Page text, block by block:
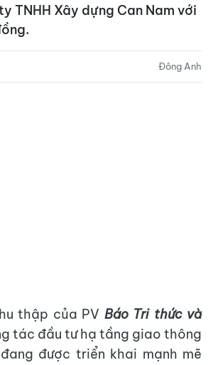
TNHH Xây dựng Can Nam với
Đông Anh
thập của PV Báo Tri thức và
tác đầu tư hạ tầng giao thông
được triển khai mạnh mẽ